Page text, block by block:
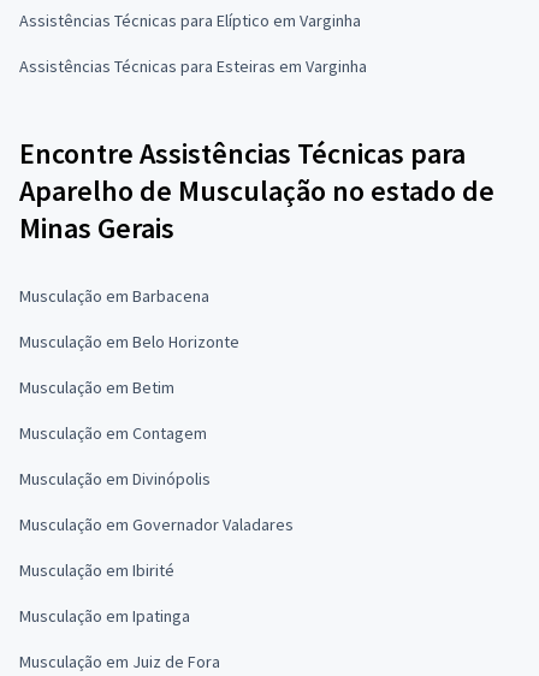
Assistências Técnicas para Elíptico em Varginha
Assistências Técnicas para Esteiras em Varginha
Encontre Assistências Técnicas para
Aparelho de Musculação no estado de
Minas Gerais
Musculação em Barbacena
Musculação em Belo Horizonte
Musculação em Betim
Musculação em Contagem
Musculação em Divinópolis
Musculação em Governador Valadares
Musculação em Ibirité
Musculação em Ipatinga
Musculação em Juiz de Fora